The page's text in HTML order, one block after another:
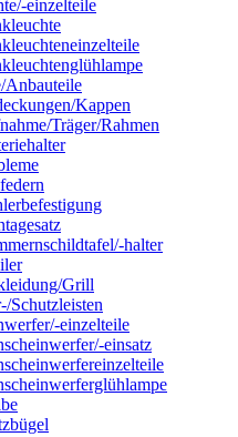
einzelteile
Anbauteile
Kappen
Träger/Rahmen
halter
Grill
Schutzleisten
einzelteile
einsatz